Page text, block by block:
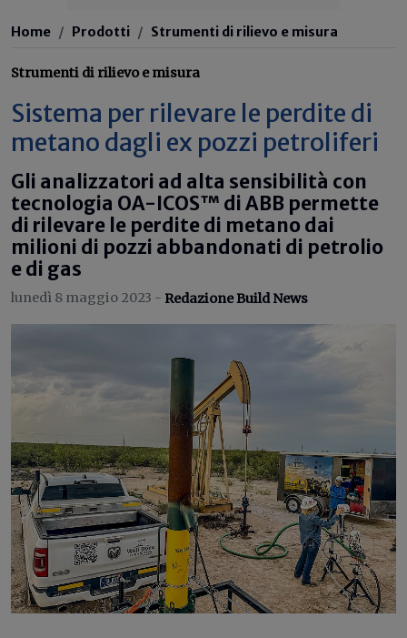
Home Prodotti Strumenti di rilievo e misura
Strumenti di rilievo e misura
Sistema per rilevare le perdite di
metano dagli ex pozzi petroliferi
Gli analizzatori ad alta sensibilità con
tecnologia OA-ICOS™ di ABB permette
di rilevare le perdite di metano dai
milioni di pozzi abbandonati di petrolio
e di gas
lunedì 8 maggio 2023 - Redazione Build News